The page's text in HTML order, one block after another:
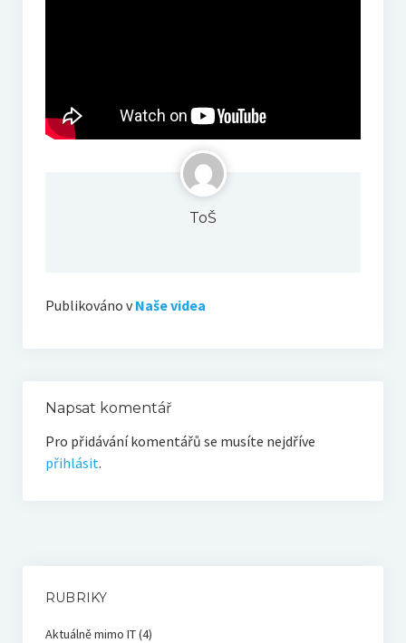
ToŠ
Publikováno v Naše videa
Napsat komentář
Pro přidávání komentářů se musíte nejdříve
přihlásit.
RUBRIKY
Aktuálně mimo IT(4)